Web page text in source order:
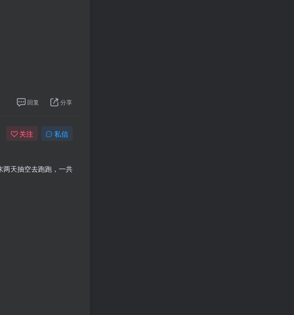
回复 分享
关注 私信
两天抽空去跑跑，一共